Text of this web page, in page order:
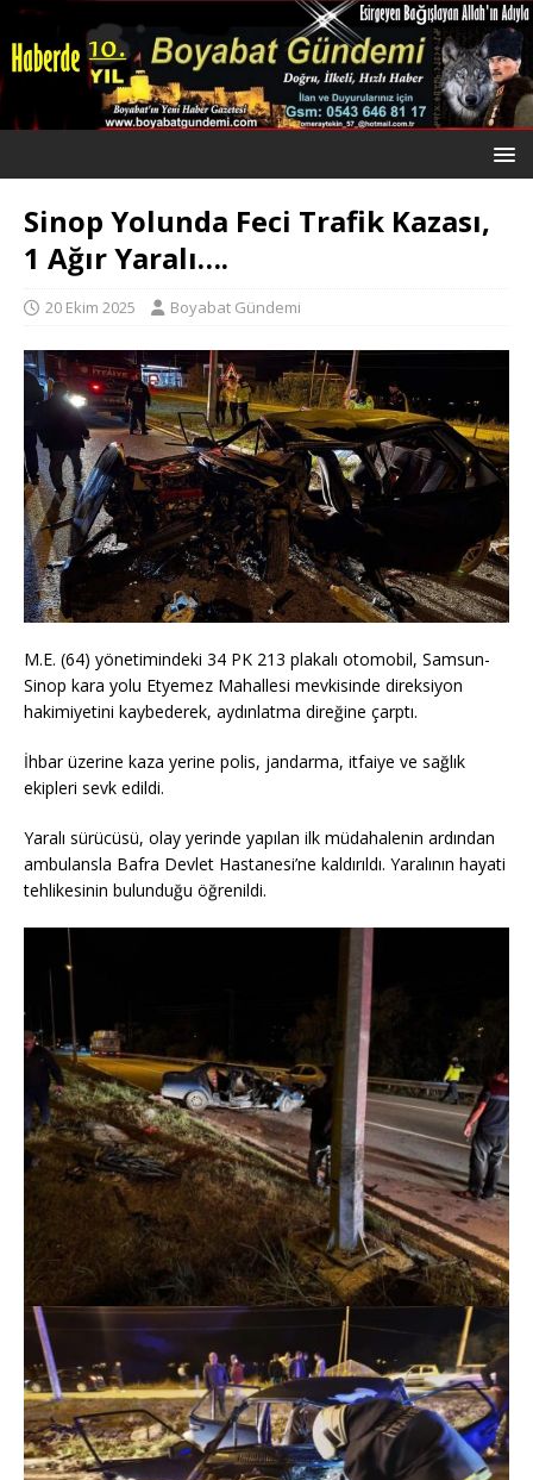
Sinop Yolunda Feci Trafik Kazası,
1 Ağır Yaralı….
20 Ekim 2025 Boyabat Gündemi
M.E. (64) yönetimindeki 34 PK 213 plakalı otomobil, Samsun-
Sinop kara yolu Etyemez Mahallesi mevkisinde direksiyon
hakimiyetini kaybederek, aydınlatma direğine çarptı.
İhbar üzerine kaza yerine polis, jandarma, itfaiye ve sağlık
ekipleri sevk edildi.
Yaralı sürücüsü, olay yerinde yapılan ilk müdahalenin ardından
ambulansla Bafra Devlet Hastanesi’ne kaldırıldı. Yaralının hayati
tehlikesinin bulunduğu öğrenildi.